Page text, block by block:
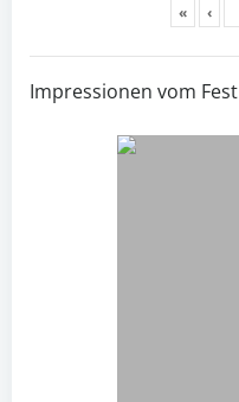
« ‹
Impressionen vom Fest